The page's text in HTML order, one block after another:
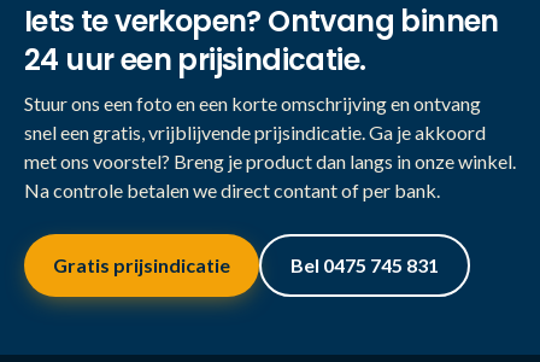
Iets te verkopen? Ontvang binnen
24 uur een prijsindicatie.
Stuur ons een foto en een korte omschrijving en ontvang
snel een gratis, vrijblijvende prijsindicatie. Ga je akkoord
met ons voorstel? Breng je product dan langs in onze winkel.
Na controle betalen we direct contant of per bank.
Gratis prijsindicatie Bel 0475 745 831